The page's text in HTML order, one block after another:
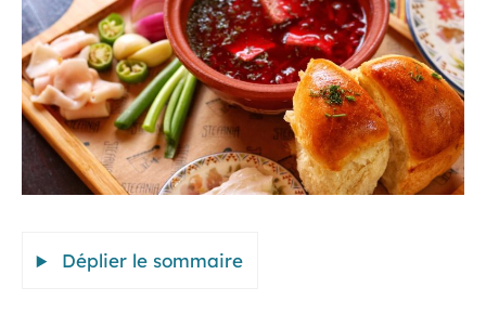
Déplier le sommaire